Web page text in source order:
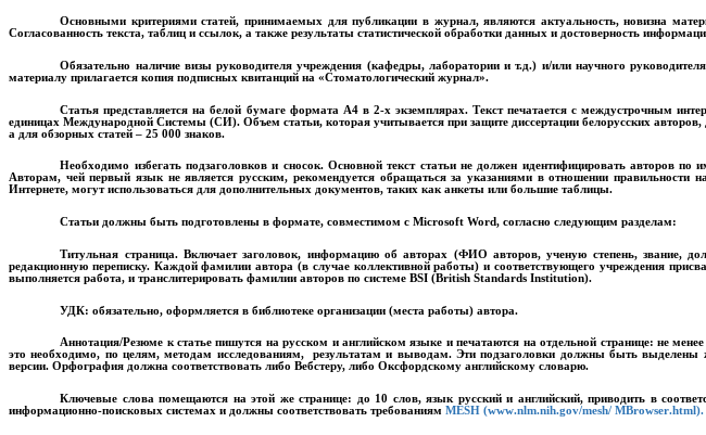
Основными критериями статей, принимаемых для публикации в журнал, являются актуальность, новизна
Согласованность текста, таблиц и ссылок, а также результаты статистической обработки данных и достоверность
Обязательно наличие визы руководителя учреждения (кафедры, лаборатории и т.д.) и/или научного
материалу прилагается копия подписных квитанций на «Стоматологический журнал».
Статья представляется на белой бумаге формата A4 в 2-х экземплярах. Текст печатается с междустрочным
единицах Международной Системы (СИ). Объем статьи, которая учитывается при защите диссертации белорусских
а для обзорных статей – 25 000 знаков.
Необходимо избегать подзаголовков и сносок. Основной текст статьи не должен идентифицировать
Авторам, чей первый язык не является русским, рекомендуется обращаться за указаниями в отношении
Интернете, могут использоваться для дополнительных документов, таких как анкеты или большие таблицы.
Статьи должны быть подготовлены в формате, совместимом сMicrosoft Word, согласно следующим разделам:
Титульная страница. Включает заголовок, информацию об авторах (ФИО авторов, ученую степень, звание,
редакционную переписку. Каждой фамилии автора (в случае коллективной работы) и соответствующего учреждения
выполняется работа, и транслитерировать фамилии авторов по системе BSI (British Standards Institution).
УДК: обязательно, оформляется в библиотеке организации (места работы) автора.
Аннотация/Резюме к статье пишутся на русском и английском языке и печатаются на отдельной странице: не
это необходимо, по целям, методам исследованиям, результатам и выводам. Эти подзаголовки должны быть выделены
версии. Орфография должна соответствовать либо Вебстеру, либо Оксфордскому английскому словарю.
Ключевые слова помещаются на этой же странице: до 10 слов, язык русский и английский, приводить в
информационно-поисковых системах и должны соответствовать требованиям MESH (www.nlm.nih.gov/mesh/ MBrowser.html).